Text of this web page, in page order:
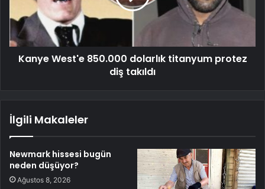
Kanye West'e 850.000 dolarlık titanyum protez
diş takıldı
İlgili Makaleler
Newmark hissesi bugün
neden düşüyor?
Ağustos 8, 2026